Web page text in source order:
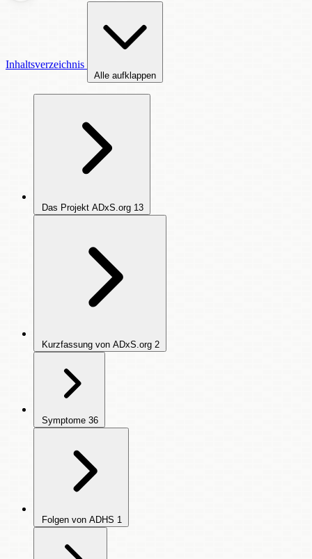
Inhaltsverzeichnis
Alle aufklappen
Das Projekt ADxS.org 13
Kurzfassung von ADxS.org 2
Symptome 36
Folgen von ADHS 1